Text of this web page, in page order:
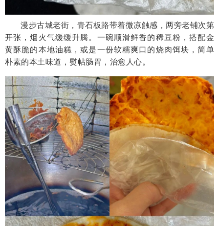
漫步古城老街，青石板路带着微凉触感，两旁老铺次第
开张，烟火气缓缓升腾。一碗顺滑鲜香的稀豆粉，搭配金
黄酥脆的本地油糕，或是一份软糯爽口的烧肉饵块，简单
朴素的本土味道，熨帖肠胃，治愈人心。